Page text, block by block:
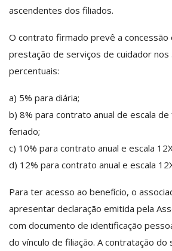
ascendentes dos filiados.
O contrato firmado prevê a concessão
prestação de serviços de cuidador nos
percentuais:
a) 5% para diária;
b) 8% para contrato anual de escala
feriado;
c) 10% para contrato anual e escala
d) 12% para contrato anual e escala
Para ter acesso ao benefício, o
apresentar declaração emitida pela
com documento de identificação
do vínculo de filiação. A contratação